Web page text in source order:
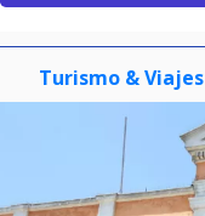
Turismo & Viajes